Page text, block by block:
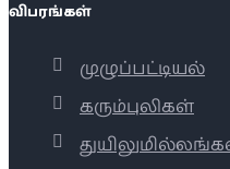
விபரங்கள்
முழுப்பட்டியல்
கரும்புலிகள்